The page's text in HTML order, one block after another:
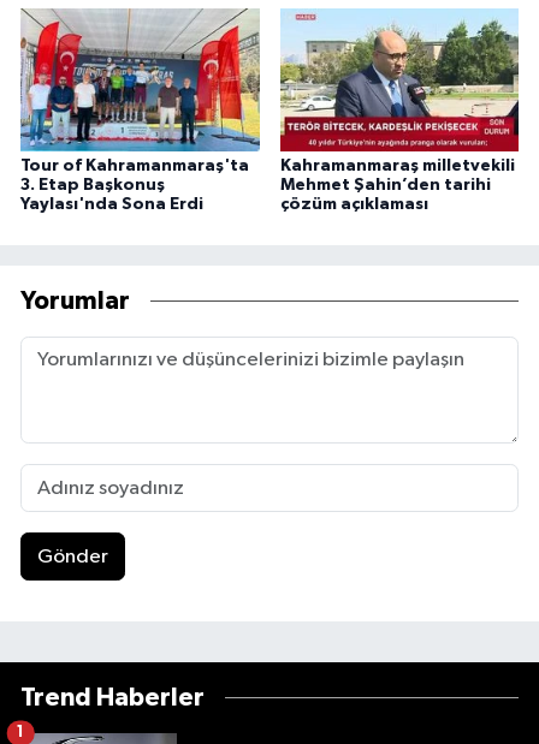
Tour of Kahramanmaraş'ta
3. Etap Başkonuş
Yaylası'nda Sona Erdi
Kahramanmaraş milletvekili
Mehmet Şahin’den tarihi
çözüm açıklaması
Yorumlar
Gönder
Trend Haberler
1